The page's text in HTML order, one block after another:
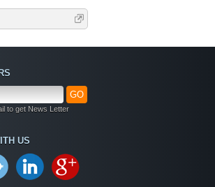
GO
to get News Letter
US